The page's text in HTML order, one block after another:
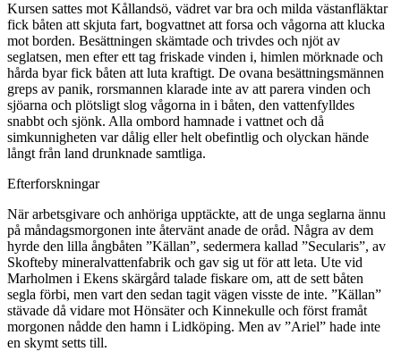
Kursen sattes mot Kållandsö, vädret var bra och milda västanfläktar
fick båten att skjuta fart, bogvattnet att forsa och vågorna att klucka
mot borden. Besättningen skämtade och trivdes och njöt av
seglatsen, men efter ett tag friskade vinden i, himlen mörknade och
hårda byar fick båten att luta kraftigt. De ovana besättningsmännen
greps av panik, rorsmannen klarade inte av att parera vinden och
sjöarna och plötsligt slog vågorna in i båten, den vattenfylldes
snabbt och sjönk. Alla ombord hamnade i vattnet och då
simkunnigheten var dålig eller helt obefintlig och olyckan hände
långt från land drunknade samtliga.
Efterforskningar
När arbetsgivare och anhöriga upptäckte, att de unga seglarna ännu
på måndagsmorgonen inte återvänt anade de oråd. Några av dem
hyrde den lilla ångbåten ”Källan”, sedermera kallad ”Secularis”, av
Skofteby mineralvattenfabrik och gav sig ut för att leta. Ute vid
Marholmen i Ekens skärgård talade fiskare om, att de sett båten
segla förbi, men vart den sedan tagit vägen visste de inte. ”Källan”
stävade då vidare mot Hönsäter och Kinnekulle och först framåt
morgonen nådde den hamn i Lidköping. Men av ”Ariel” hade inte
en skymt setts till.